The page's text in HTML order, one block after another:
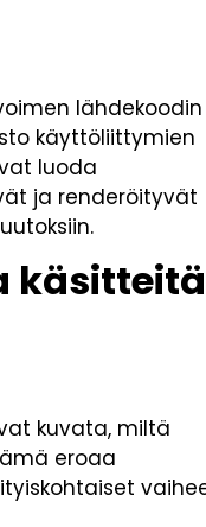
lähdekoodin
käyttöliittymien
luoda
ja renderöityvät
käsitteitä
kuvata, miltä
eroaa